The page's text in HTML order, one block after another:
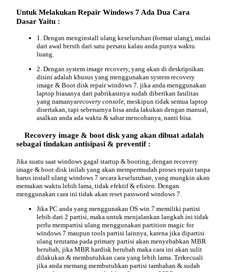
Untuk Melakukan Repair Windows 7Ada Dua Cara
Dasar Yaitu :
1. Dengan menginstall ulang keseluruhan (format ulang), mulai
dari awal bersih dari satu persatu kalau anda punya waktu
luang.
2. Dengan system image recovery, yang akan di deskripsikan
disini adalah khusus yang menggunakan system recovery
image & Boot disk repair windows 7. jika anda menggunakan
laptop biasanya dari pabrikasinya sudah diberikan fasilitas
yang namanyarecovery console, meskipun tidak semua laptop
disertakan, tapi sebenarnya bisa anda lakukan dengan manual,
asalkan anda ada waktu & sabar mencobanya, nanti bisa.
Recovery image & boot disk yang akan dibuat adalah
sebagai tindakan antisipasi & preventif :
Jika suatu saat windows gagal startup & booting, dengan recovery
image & boot disk inilah yang akan mempermudah proses repair tanpa
harus install ulang windows 7 secara keseluruhan, yang mungkin akan
memakan waktu lebih lama, tidak efektif & efisien. Dengan
menggunakan cara ini tidak akan reset password windows 7.
Jika PC anda yang menggunakan OS win 7 memiliki partisi
lebih dari 2 partisi, maka untuk menjalankan langkah ini tidak
perlu mempartisi ulang menggunakan partition magic for
windows 7 maupun tools partisi lainnya, karena jika dipartisi
ulang terutama pada primary partisi akan menyebabkan MBR
berubah, jika MBR hardisk berubah maka cara ini akan sulit
dilakukan & membutuhkan cara yang lebih lama. Terkecuali
jika anda memang membutuhkan partisi tambahan & sudah